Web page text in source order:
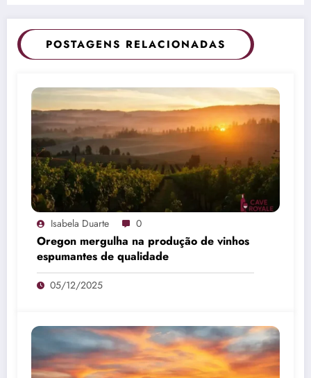
POSTAGENS RELACIONADAS
Isabela Duarte 0
Oregon mergulha na produção de vinhos
espumantes de qualidade
05/12/2025